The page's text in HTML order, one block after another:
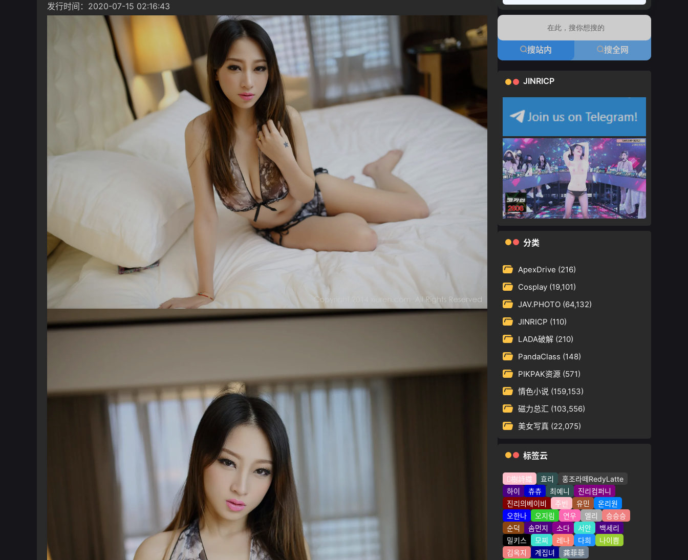
发行时间：2020-07-15 02:16:43
搜站内 搜全网
JINRICP
分类
ApexDrive (216)
Cosplay (19,101)
JAV.PHOTO (64,132)
JINRICP (110)
LADA破解 (210)
PandaClass (148)
PIKPAK资源 (571)
情色小说 (159,153)
磁力总汇 (103,556)
美女写真 (22,075)
标签云
樹詩織 효리
홍조라떼RedyLatte
하이
츄츄 최예니
진리컴퍼니
진리의베이비
주빈 유민
온리원
오한나
오지림 연우 엘리
승승승
순덕
솜먼지 소다 서안
백세리
밀키스
모찌 레나 다희
나이쁨
김옥지
계집녀
龚菲菲